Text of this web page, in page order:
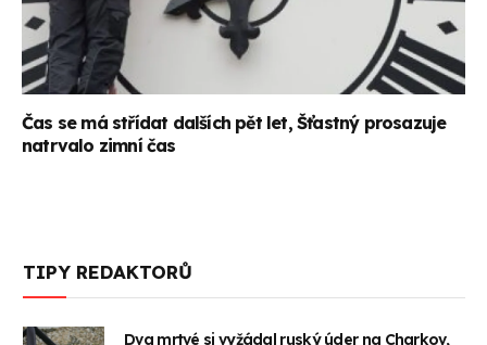
Čas se má střídat dalších pět let, Šťastný prosazuje
natrvalo zimní čas
TIPY REDAKTORŮ
Dva mrtvé si vyžádal ruský úder na Charkov,